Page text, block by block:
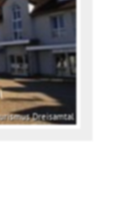
Dreisamtal